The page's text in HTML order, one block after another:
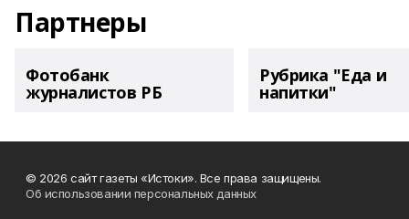
Партнеры
Фотобанк
журналистов РБ
Рубрика "Еда и
напитки"
© 2026 сайт газеты «Истоки». Все права защищены.
Об использовании персональных данных